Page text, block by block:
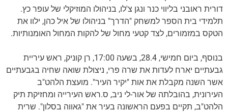
דורית ראובני בליווי כנר ונגן צ'לו, בניהולו המוזיקלי של עופר כץ.
תלמידי בית הספר למשחק "הדרך" בניהולו של איל כהן, ילוו את
הטקס במזמורים, לצד קטעי מחול של להקות המחול האומנותיות.
בנוסף, ביום חמישי, 28.4, בשעה 17:00, רן קוניק, ראש עיריית
גבעתיים יארח לעדות את שרה פרי, ניצולת שואה שחיה בגבעתיים
אשר השנה מקבלת את אות "יקיר העיר". מועצת הלהט"ב
העירונית, בהובלתה של אור-לי ניב, ס.ראש העירייה ומחזיקת תיק
הלהט"ב, תקיים בפעם הראשונה בעיר את "גאווה בסלון". שרית